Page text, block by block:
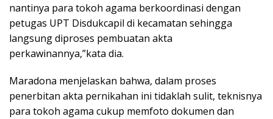
nantinya para tokoh agama berkoordinasi dengan
petugas UPT Disdukcapil di kecamatan sehingga
langsung diproses pembuatan akta
perkawinannya,”kata dia.
Maradona menjelaskan bahwa, dalam proses
penerbitan akta pernikahan ini tidaklah sulit, teknisnya
para tokoh agama cukup memfoto dokumen dan